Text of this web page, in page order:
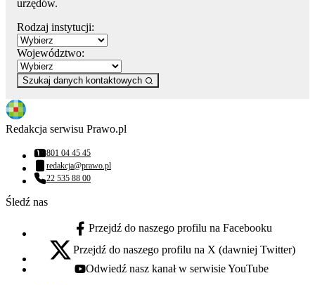
urzędów.
Rodzaj instytucji:
Województwo:
Szukaj danych kontaktowych
Redakcja serwisu Prawo.pl
Numer telefonu:
801 04 45 45
Adres email:
redakcja@prawo.pl
Numer telefonu:
22 535 88 00
Śledź nas
facebook - otwiera się w nowej karcie
Przejdź do naszego profilu na Facebooku
x - otwiera się w nowej karcie
Przejdź do naszego profilu na X (dawniej Twitter)
youtube - otwiera się w nowej karcie
Odwiedź nasz kanał w serwisie YouTube